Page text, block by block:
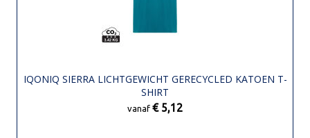
IQONIQ SIERRA LICHTGEWICHT GERECYCLED KATOEN T-
SHIRT
vanaf € 5,12